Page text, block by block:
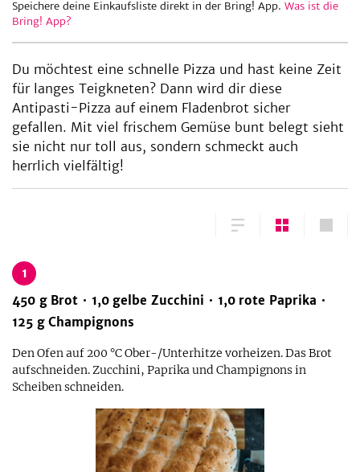
Speichere deine Einkaufsliste direkt in der Bring! App. Was ist die
Bring! App?
Du möchtest eine schnelle Pizza und hast keine Zeit
für langes Teigkneten? Dann wird dir diese
Antipasti-Pizza auf einem Fladenbrot sicher
gefallen. Mit viel frischem Gemüse bunt belegt sieht
sie nicht nur toll aus, sondern schmeckt auch
herrlich vielfältig!
1
450 g Brot 1,0 gelbe Zucchini 1,0 rote Paprika
125 g Champignons
Den Ofen auf 200 °C Ober-/Unterhitze vorheizen. Das Brot
aufschneiden. Zucchini, Paprika und Champignons in
Scheiben schneiden.